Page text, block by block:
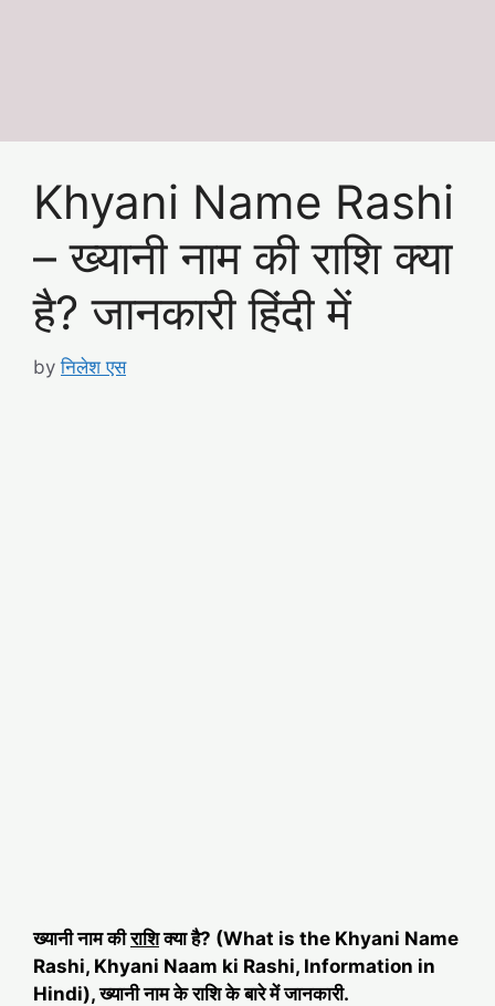
Khyani Name Rashi
– ख्यानी नाम की राशि क्या
है? जानकारी हिंदी में
byनिलेश एस
ख्यानी नाम कीराशिक्या है? (What is the Khyani Name
Rashi, Khyani Naam ki Rashi, Information in
Hindi), ख्यानी नाम के राशि के बारे में जानकारी.